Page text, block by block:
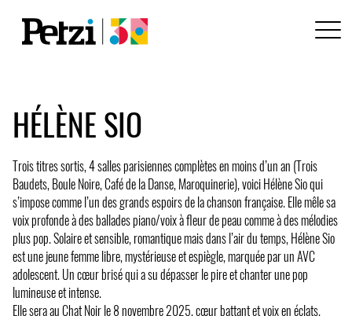
HÉLÈNE SIO
Trois titres sortis, 4 salles parisiennes complètes en moins d’un an (Trois
Baudets, Boule Noire, Café de la Danse, Maroquinerie), voici Hélène Sio qui
s’impose comme l’un des grands espoirs de la chanson française. Elle mêle sa
voix profonde à des ballades piano/voix à fleur de peau comme à des mélodies
plus pop. Solaire et sensible, romantique mais dans l’air du temps, Hélène Sio
est une jeune femme libre, mystérieuse et espiègle, marquée par un AVC
adolescent. Un cœur brisé qui a su dépasser le pire et chanter une pop
lumineuse et intense.
Elle sera au Chat Noir le 8 novembre 2025, cœur battant et voix en éclats.